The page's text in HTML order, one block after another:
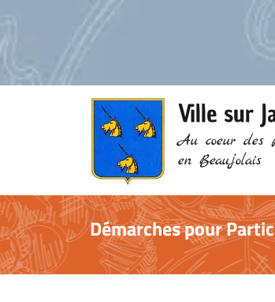
Ville sur
Au coeur des
en Beaujolais
Démarches pour